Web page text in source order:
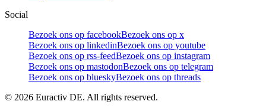
Social
Bezoek ons op facebookBezoek ons op x
Bezoek ons op linkedinBezoek ons op youtube
Bezoek ons op rss-feedBezoek ons op instagram
Bezoek ons op mastodonBezoek ons op telegram
Bezoek ons op blueskyBezoek ons op threads
© 2026 Euractiv DE. All rights reserved.